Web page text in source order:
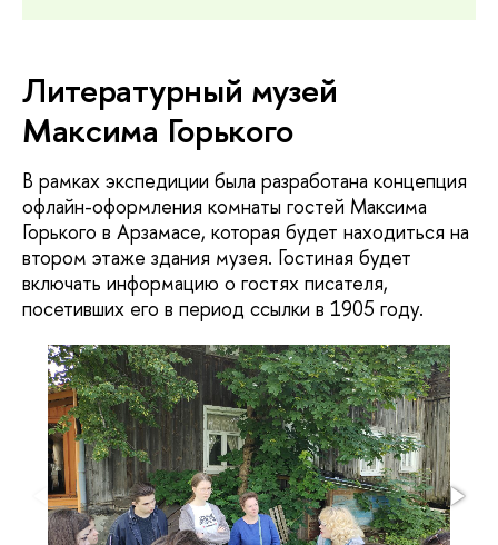
Литературный музей
Максима Горького
В рамках экспедиции была разработана концепция
офлайн-оформления комнаты гостей Максима
Горького в Арзамасе, которая будет находиться на
втором этаже здания музея. Гостиная будет
включать информацию о гостях писателя,
посетивших его в период ссылки в 1905 году.